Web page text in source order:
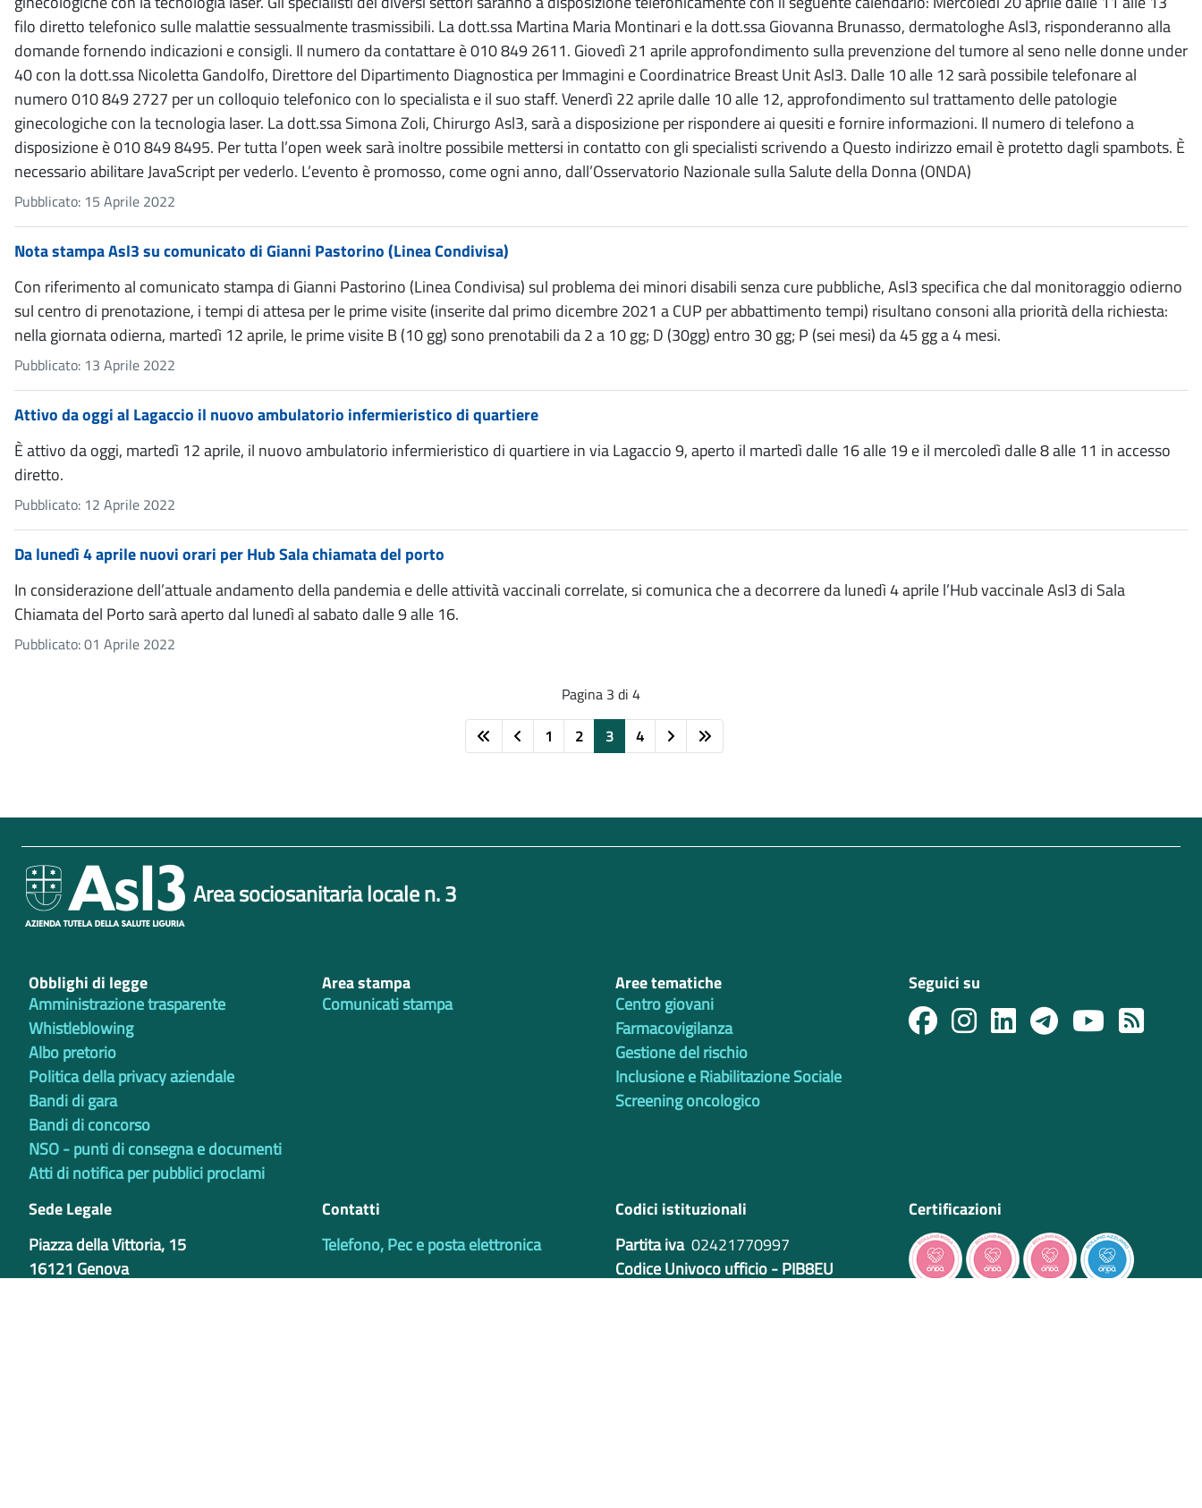
filo diretto telefonico sulle malattie sessualmente trasmissibili. La dott.ssa Martina Maria Montinari e la dott.ssa Giovanna Brunasso, dermatologhe Asl3, risponderanno alla
domande fornendo indicazioni e consigli. Il numero da contattare è 010 849 2611. Giovedì 21 aprile approfondimento sulla prevenzione del tumore al seno nelle donne under
40 con la dott.ssa Nicoletta Gandolfo, Direttore del Dipartimento Diagnostica per Immagini e Coordinatrice Breast Unit Asl3. Dalle 10 alle 12 sarà possibile telefonare al
numero 010 849 2727 per un colloquio telefonico con lo specialista e il suo staff. Venerdì 22 aprile dalle 10 alle 12, approfondimento sul trattamento delle patologie
ginecologiche con la tecnologia laser. La dott.ssa Simona Zoli, Chirurgo Asl3, sarà a disposizione per rispondere ai quesiti e fornire informazioni. Il numero di telefono a
disposizione è 010 849 8495. Per tutta l’open week sarà inoltre possibile mettersi in contatto con gli specialisti scrivendo a Questo indirizzo email è protetto dagli spambots. È
necessario abilitare JavaScript per vederlo. L’evento è promosso, come ogni anno, dall’Osservatorio Nazionale sulla Salute della Donna (ONDA)
Pubblicato: 15 Aprile 2022
Nota stampa Asl3 su comunicato di Gianni Pastorino (Linea Condivisa)
Con riferimento al comunicato stampa di Gianni Pastorino (Linea Condivisa) sul problema dei minori disabili senza cure pubbliche, Asl3 specifica che dal monitoraggio odierno
sul centro di prenotazione, i tempi di attesa per le prime visite (inserite dal primo dicembre 2021 a CUP per abbattimento tempi) risultano consoni alla priorità della richiesta:
nella giornata odierna, martedì 12 aprile, le prime visite B (10 gg) sono prenotabili da 2 a 10 gg; D (30gg) entro 30 gg; P (sei mesi) da 45 gg a 4 mesi.
Pubblicato: 13 Aprile 2022
Attivo da oggi al Lagaccio il nuovo ambulatorio infermieristico di quartiere
È attivo da oggi, martedì 12 aprile, il nuovo ambulatorio infermieristico di quartiere in via Lagaccio 9, aperto il martedì dalle 16 alle 19 e il mercoledì dalle 8 alle 11 in accesso
diretto.
Pubblicato: 12 Aprile 2022
Da lunedì 4 aprile nuovi orari per Hub Sala chiamata del porto
In considerazione dell’attuale andamento della pandemia e delle attività vaccinali correlate, si comunica che a decorrere da lunedì 4 aprile l’Hub vaccinale Asl3 di Sala
Chiamata del Porto sarà aperto dal lunedì al sabato dalle 9 alle 16.
Pubblicato: 01 Aprile 2022
Pagina 3 di 4
1
2 3 4
Area sociosanitaria locale n. 3
Obblighi di legge
Amministrazione trasparente
Whistleblowing
Albo pretorio
Politica della privacy aziendale
Bandi di gara
Bandi di concorso
NSO - punti di consegna e documenti
Atti di notifica per pubblici proclami
Area stampa
Comunicati stampa
Aree tematiche
Centro giovani
Farmacovigilanza
Gestione del rischio
Inclusione e Riabilitazione Sociale
Screening oncologico
Seguici su
Sede Legale
Piazza della Vittoria, 15
16121 Genova
Contatti
Telefono, Pec e posta elettronica
Codici istituzionali
Partita iva 02421770997
Codice Univoco ufficio - PIB8EU
Certificazioni